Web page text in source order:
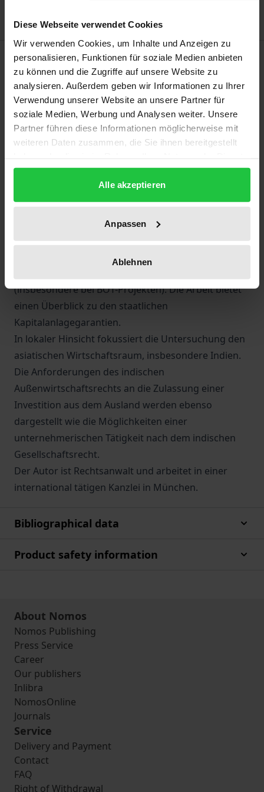
Diese Webseite verwendet Cookies
Wir verwenden Cookies, um Inhalte und Anzeigen zu
personalisieren, Funktionen für soziale Medien anbieten
zu können und die Zugriffe auf unsere Website zu
analysieren. Außerdem geben wir Informationen zu Ihrer
Verwendung unserer Website an unsere Partner für
soziale Medien, Werbung und Analysen weiter. Unsere
Partner führen diese Informationen möglicherweise mit
weiteren Daten zusammen, die Sie ihnen bereitgestellt
gesammelt haben.
Alle akzeptieren
Anpassen
Ablehnen
Description
Die Arbeit befaßt sich mit der Zulassung und dem
Rechtsschutz privater Direktinvestitionen in
Entwicklungsländern.
Herausgestellt werden sowohl die Bedeutung von
rechtlichen Instrumente und deren
Zusammenwirken zum Schutz von
Auslandsinvestitionen, wie z.B. nationale
Rechtsordnungen, multinationale Vereinbarungen
(insbesondere GATT) und Völkerrecht. Untersucht
(insbesondere bei BOT-Projekten). Die Arbeit bietet
einen Überblick zu den staatlichen
Kapitalanlagegarantien.
In lokaler Hinsicht fokussiert die Untersuchung den
asiatischen Wirtschaftsraum, insbesondere Indien.
Die Anforderungen des indischen
Außenwirtschaftsrechts an die Zulassung einer
Investition aus dem Ausland werden ebenso
dargestellt wie die Möglichkeiten einer
unternehmerischen Tätigkeit nach dem indischen
Gesellschaftsrecht.
Der Autor ist Rechtsanwalt und arbeitet in einer
international tätigen Kanzlei in München.
Bibliographical data
Product safety information
About Nomos
Nomos Publishing
Press Service
Career
Our publishers
Inlibra
NomosOnline
Journals
Service
Delivery and Payment
Contact
FAQ
Right of Withdrawal